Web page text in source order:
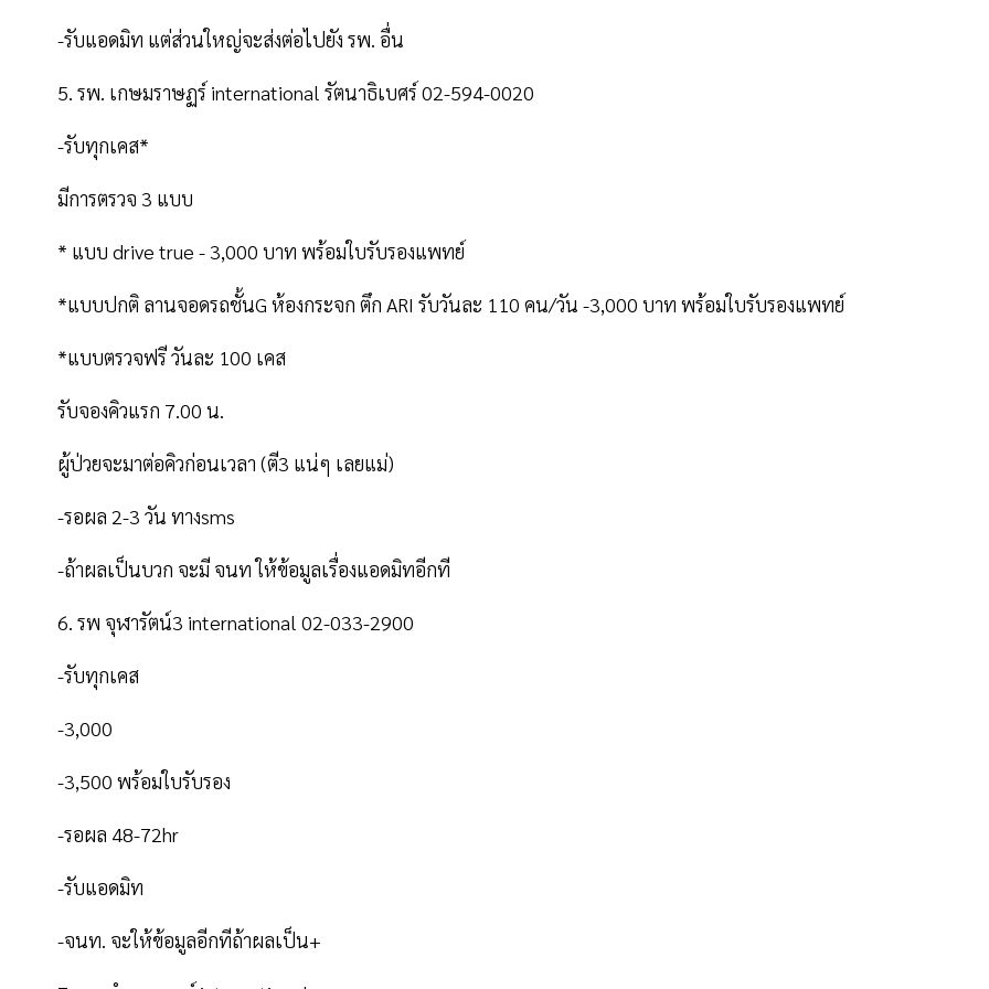
-รับแอดมิท แต่ส่วนใหญ่จะส่งต่อไปยัง รพ. อื่น
5. รพ. เกษมราษฏร์ international รัตนาธิเบศร์ 02-594-0020
-รับทุกเคส*
มีการตรวจ 3 แบบ
* แบบ drive true - 3,000 บาท พร้อมใบรับรองแพทย์
*แบบปกติ ลานจอดรถชั้นG ห้องกระจก ตึก ARI รับวันละ 110 คน/วัน -3,000 บาท พร้อมใบรับรองแพทย์
*แบบตรวจฟรี วันละ 100 เคส
รับจองคิวแรก 7.00 น.
ผู้ป่วยจะมาต่อคิวก่อนเวลา (ตี3 แน่ๆ เลยแม่)
-รอผล 2-3 วัน ทางsms
-ถ้าผลเป็นบวก จะมี จนท ให้ข้อมูลเรื่องแอดมิทอีกที
6. รพ จุฬารัตน์3 international 02-033-2900
-รับทุกเคส
-3,000
-3,500 พร้อมใบรับรอง
-รอผล 48-72hr
-รับแอดมิท
-จนท. จะให้ข้อมูลอีกทีถ้าผลเป็น+